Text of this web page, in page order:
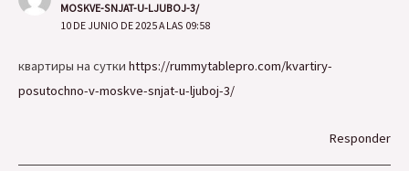
MOSKVE-SNJAT-U-LJUBOJ-3/
10 DE JUNIO DE 2025 A LAS 09:58
квартиры на сутки https://rummytablepro.com/kvartiry-
posutochno-v-moskve-snjat-u-ljuboj-3/
Responder